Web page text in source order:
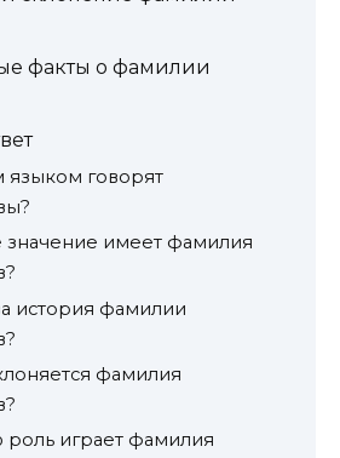
факты о фамилии
языком говорят
значение имеет фамилия
история фамилии
фамилия
роль играет фамилия